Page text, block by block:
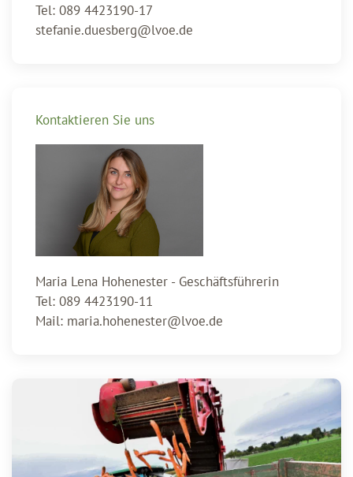
Tel: 089 4423190-17
stefanie.duesberg@lvoe.de
Kontaktieren Sie uns
Maria Lena Hohenester - Geschäftsführerin
Tel: 089 4423190-11
Mail: maria.hohenester@lvoe.de